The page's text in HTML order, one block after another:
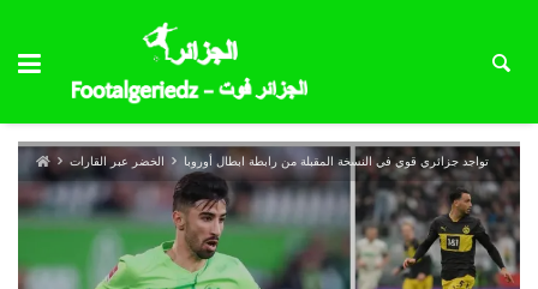
الخضر عبر القارات تواجد جزائري قوي في النسخة المقبلة من رابطة ابطال أوروبا